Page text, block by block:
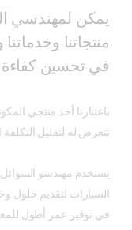
يمكن لمهندسي
منتجاتنا
في تحسين كفاءة
باعتبارنا أحد منتجي
تتعرض له لتقليل التكلفة
يستخدم مهندسو السوائل
السيارات لتقديم حلول
في توفير عمر أطول